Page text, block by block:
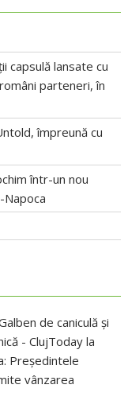
capsulă lansate cu
parteneri, în
împreună cu
într-un nou
de caniculă și
- ClujToday la
Președintele
vânzarea